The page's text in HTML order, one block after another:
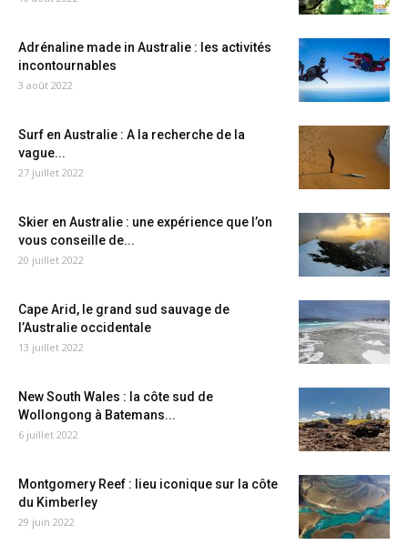
Adrénaline made in Australie : les activités
incontournables
3 août 2022
Surf en Australie : A la recherche de la
vague...
27 juillet 2022
Skier en Australie : une expérience que l’on
vous conseille de...
20 juillet 2022
Cape Arid, le grand sud sauvage de
l’Australie occidentale
13 juillet 2022
New South Wales : la côte sud de
Wollongong à Batemans...
6 juillet 2022
Montgomery Reef : lieu iconique sur la côte
du Kimberley
29 juin 2022